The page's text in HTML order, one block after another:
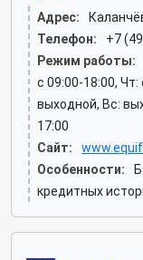
Адрес:
Телефон:
+7
Режим работы:
c 09:00-18:00, Чт:
выходной, Вс:
17:00
Сайт:
Особенности:
кредитных